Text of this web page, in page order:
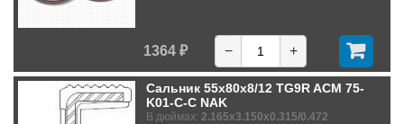
1364 ₽ − +
Сальник 55x80x8/12 TG9R ACM 75-
K01-C-C NAK
В дюймах: 2.165x3.150x0.315/0.472